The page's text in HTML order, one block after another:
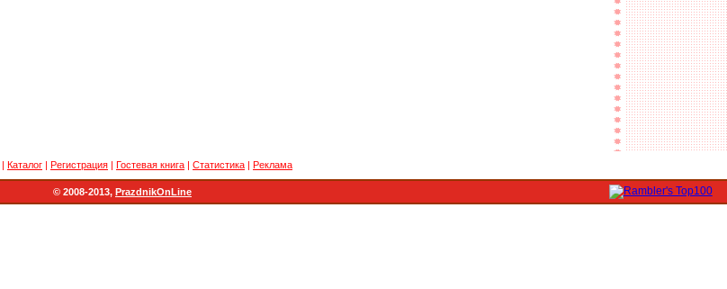
Каталог Регистрация Гостевая книга Статистика Реклама
© 2008-2013, PrazdnikOnLine